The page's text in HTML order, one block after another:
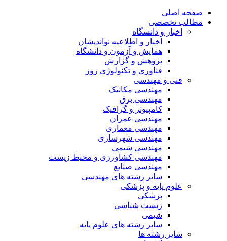
صفحه اصلی
مطالب تخصصی
اخبار و دانشگاه
اخبار و اطلاعیه نواندیشان
همایش و آزمون و دانشگاه
پژوهش و گزارش
فناوری و تکنولوژی روز
فنی و مهندسی
مهندسی مکانیک
مهندسی برق
کامپیوتر و گرافیک
مهندسی عمران
مهندسی معماری
مهندسی شهرسازی
مهندسی شیمی
مهندسی کشاورزی و محیط زیست
مهندسی صنایع
سایر رشته های مهندسی
علوم پایه و پزشکی
پزشکی
زیست شناسی
شیمی
سایر رشته های علوم پایه
سایر رشته ها